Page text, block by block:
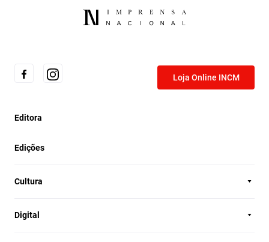
Loja Online INCM
Editora
Edições
Cultura
Digital